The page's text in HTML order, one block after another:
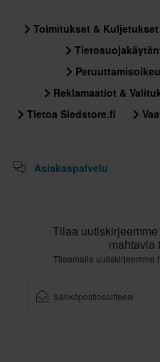
Toimitukset & Kuljetukset
Reklamaatiot &
Tietoa Sledstore.fi
Asiakaspalvelu
Tilaa
mahtavia
Tilaamalla uutiskirjeemme